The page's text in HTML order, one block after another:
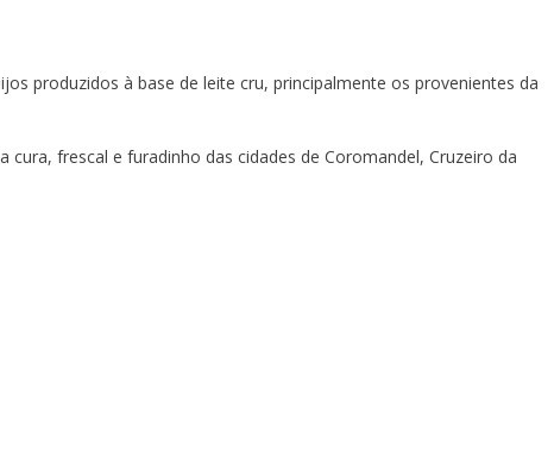
produzidos à base de leite cru, principalmente os provenientes da
frescal e furadinho das cidades de Coromandel, Cruzeiro da